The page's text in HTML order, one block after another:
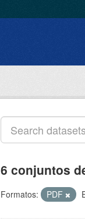
6 conjuntos
Formatos: PDF